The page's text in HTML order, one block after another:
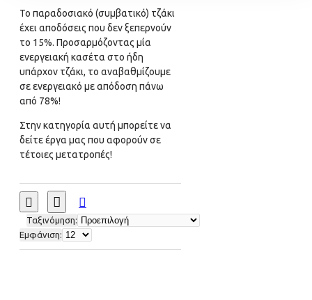
Το παραδοσιακό (συμβατικό) τζάκι
έχει αποδόσεις που δεν ξεπερνούν
το 15%. Προσαρμόζοντας μία
ενεργειακή κασέτα στο ήδη
υπάρχον τζάκι, το αναβαθμίζουμε
σε ενεργειακό με απόδοση πάνω
από 78%!
Στην κατηγορία αυτή μπορείτε να
δείτε έργα μας που αφορούν σε
τέτοιες μετατροπές!
Ταξινόμηση:
Εμφάνιση: